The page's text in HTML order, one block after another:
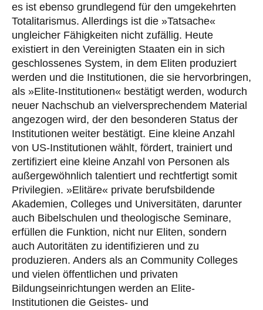
es ist ebenso grundlegend für den umgekehrten
Totalitarismus. Allerdings ist die »Tatsache«
ungleicher Fähigkeiten nicht zufällig. Heute
existiert in den Vereinigten Staaten ein in sich
geschlossenes System, in dem Eliten produziert
werden und die Institutionen, die sie hervorbringen,
als »Elite-Institutionen« bestätigt werden, wodurch
neuer Nachschub an vielversprechendem Material
angezogen wird, der den besonderen Status der
Institutionen weiter bestätigt. Eine kleine Anzahl
von US-Institutionen wählt, fördert, trainiert und
zertifiziert eine kleine Anzahl von Personen als
außergewöhnlich talentiert und rechtfertigt somit
Privilegien. »Elitäre« private berufsbildende
Akademien, Colleges und Universitäten, darunter
auch Bibelschulen und theologische Seminare,
erfüllen die Funktion, nicht nur Eliten, sondern
auch Autoritäten zu identifizieren und zu
produzieren. Anders als an Community Colleges
und vielen öffentlichen und privaten
Bildungseinrichtungen werden an Elite-
Institutionen die Geistes- und